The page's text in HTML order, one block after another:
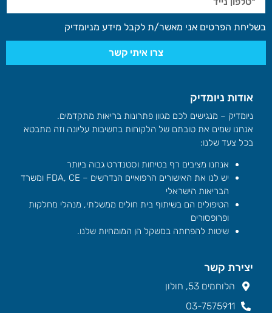
בשליחת הפרטים אני מאשר/ת לקבל מידע מניומדיק
צרו איתי קשר
אודות ניומדיק
ניומדיק – מנגישים לכם מגוון פתרונות בריאות מתקדמים.
אנחנו שמים את טובתם של הלקוחות בחשיבות עליונה וזה מתבטא
בכל צעד שלנו:
אנחנו מציבים רף בטיחות וסטנדרט גבוה ביותר
יש לנו את האישורים הרפואיים הנדרשים – FDA, CE ומשרד
הבריאות הישראלי
הטיפולים הם בשיתוף בית חולים ממשלתי, מנהלי מחלקות
ופרופסורים
שיטות להפחתה במשקל הן המומחיות שלנו.
יצירת קשר
הלוחמים 53, חולון
03-7575911